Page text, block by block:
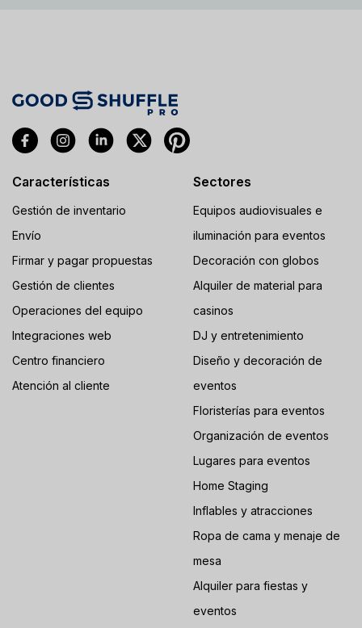
Características
Gestión de inventario
Envío
Firmar y pagar propuestas
Gestión de clientes
Operaciones del equipo
Integraciones web
Centro financiero
Atención al cliente
Sectores
Equipos audiovisuales e
iluminación para eventos
Decoración con globos
Alquiler de material para
casinos
DJ y entretenimiento
Diseño y decoración de
eventos
Floristerías para eventos
Organización de eventos
Lugares para eventos
Home Staging
Inflables y atracciones
Ropa de cama y menaje de
mesa
Alquiler para fiestas y
eventos